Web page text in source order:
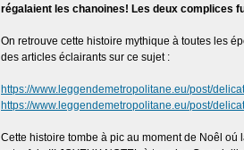
régalaient les chanoines! Les deux complices
On retrouve cette histoire mythique à toutes les
des articles éclairants sur ce sujet :
https://www.leggendemetropolitane.eu/post/
https://www.leggendemetropolitane.eu/post/
Cette histoire tombe à pic au moment de Noêl